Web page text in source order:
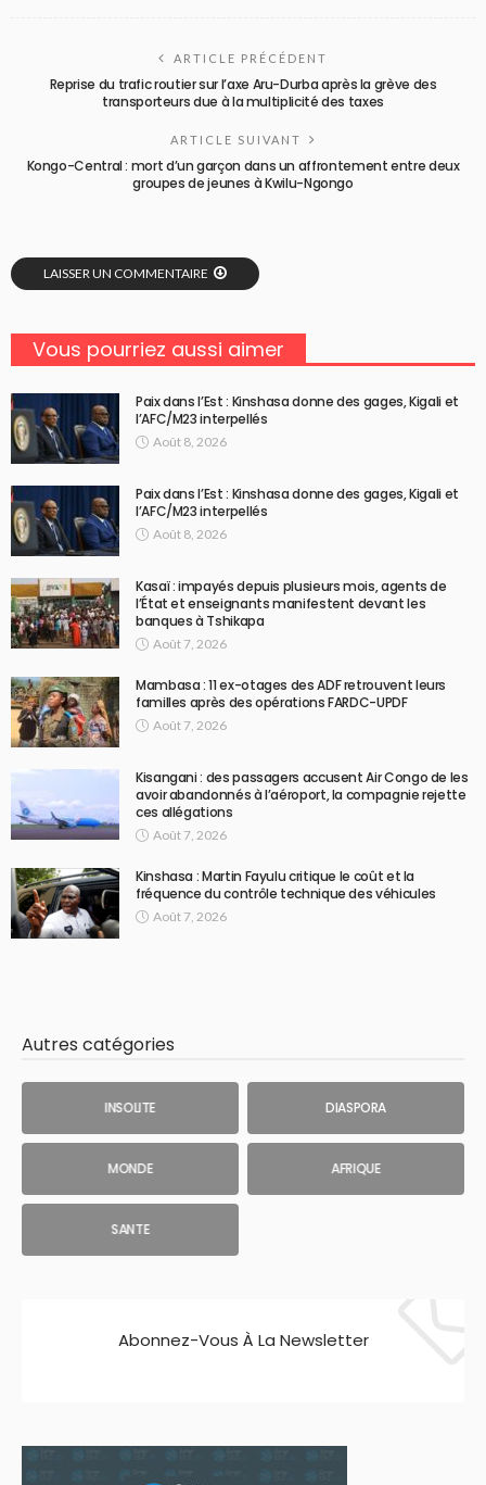
ARTICLE PRÉCÉDENT
Reprise du trafic routier sur l’axe Aru-Durba après la grève des
transporteurs due à la multiplicité des taxes
ARTICLE SUIVANT
Kongo-Central : mort d’un garçon dans un affrontement entre deux
groupes de jeunes à Kwilu-Ngongo
LAISSER UN COMMENTAIRE
Vous pourriez aussi aimer
Paix dans l’Est : Kinshasa donne des gages, Kigali et
l’AFC/M23 interpellés
Août 8, 2026
Paix dans l’Est : Kinshasa donne des gages, Kigali et
l’AFC/M23 interpellés
Août 8, 2026
Kasaï : impayés depuis plusieurs mois, agents de
l’État et enseignants manifestent devant les
banques à Tshikapa
Août 7, 2026
Mambasa : 11 ex-otages des ADF retrouvent leurs
familles après des opérations FARDC-UPDF
Août 7, 2026
Kisangani : des passagers accusent Air Congo de les
avoir abandonnés à l’aéroport, la compagnie rejette
ces allégations
Août 7, 2026
Kinshasa : Martin Fayulu critique le coût et la
fréquence du contrôle technique des véhicules
Août 7, 2026
Autres catégories
INSOLITE DIASPORA
MONDE AFRIQUE
SANTE
Abonnez-Vous À La Newsletter